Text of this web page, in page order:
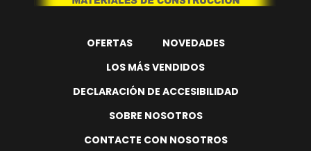
OFERTAS
NOVEDADES
LOS MÁS VENDIDOS
DECLARACIÓN DE ACCESIBILIDAD
SOBRE NOSOTROS
CONTACTE CON NOSOTROS